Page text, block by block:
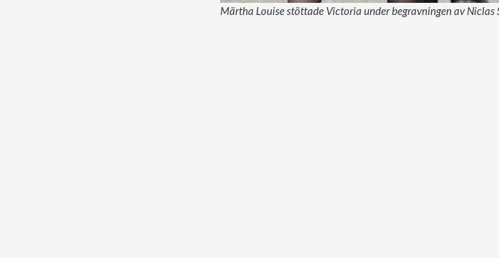
Märtha Louise stöttade Victoria under begravningen av Niclas